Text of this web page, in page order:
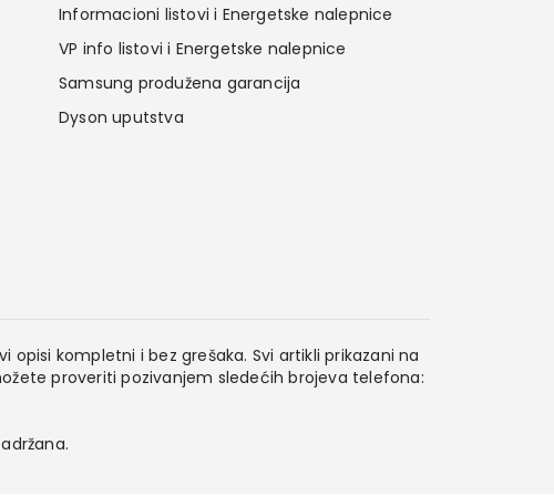
Informacioni listovi i Energetske nalepnice
VP info listovi i Energetske nalepnice
Samsung produžena garancija
Dyson uputstva
opisi kompletni i bez grešaka. Svi artikli prikazani na
proveriti pozivanjem sledećih brojeva telefona: